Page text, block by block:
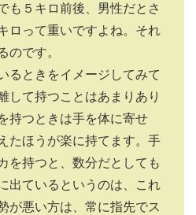
も５キロ前後、男性だとさ
ロって重いですよね。それ
のです。
るときをイメージしてみて
して持つことはあまりあり
持つときは手を体に寄せ
たほうが楽に持てます。手
を持つと、数分だとしても
出ているというのは、これ
が悪い方は、常に指先でス